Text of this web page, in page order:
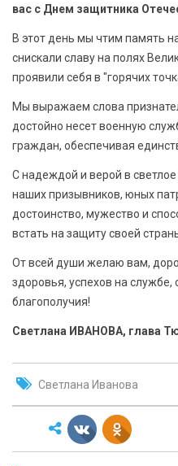
АРХИВ PDF
вас с Днем защитника
В этот день мы чтим память
снискали славу на полях
проявили себя в "горячих
Мы выражаем слова
достойно несет военную
граждан, обеспечивая
С надеждой и верой в
наших призывников, юных
достоинство, мужество и
встать на защиту своей
От всей души желаю вам,
здоровья, успехов на службе,
благополучия!
Светлана ИВАНОВА, глава
Светлана Иванова